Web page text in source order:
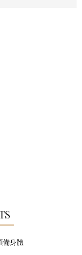
備身體